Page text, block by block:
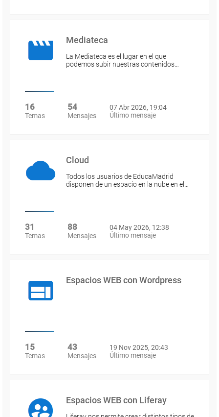
Mediateca
La Mediateca es el lugar en el que
podemos subir nuestras contenidos…
16
Temas
54
Mensajes
07 Abr 2026, 19:04
Último mensaje
Cloud
Todos los usuarios de EducaMadrid
disponen de un espacio en la nube en el…
31
Temas
88
Mensajes
04 May 2026, 12:38
Último mensaje
Espacios WEB con Wordpress
15
Temas
43
Mensajes
19 Nov 2025, 20:43
Último mensaje
Espacios WEB con Liferay